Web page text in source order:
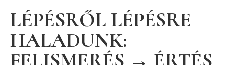
LÉPÉSRŐL LÉPÉSRE
HALADUNK: